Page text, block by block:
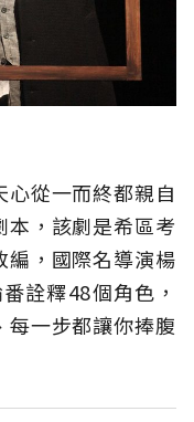
心從一而終都親自
本，該劇是希區考
，國際名導演楊
詮釋48個角色，
一步都讓你捧腹